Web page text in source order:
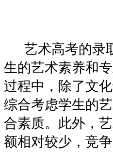
艺术高考的录
生的艺术素养和
过程中，除了文
综合考虑学生的
合素质。此外，
额相对较少，竞争